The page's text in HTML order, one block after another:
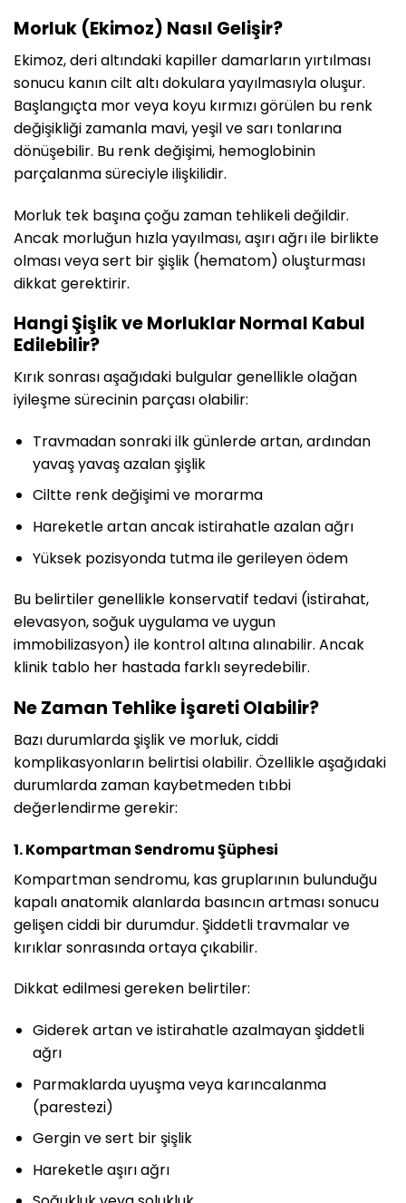
Morluk (Ekimoz) Nasıl Gelişir?
Ekimoz, deri altındaki kapiller damarların yırtılması
sonucu kanın cilt altı dokulara yayılmasıyla oluşur.
Başlangıçta mor veya koyu kırmızı görülen bu renk
değişikliği zamanla mavi, yeşil ve sarı tonlarına
dönüşebilir. Bu renk değişimi, hemoglobinin
parçalanma süreciyle ilişkilidir.
Morluk tek başına çoğu zaman tehlikeli değildir.
Ancak morluğun hızla yayılması, aşırı ağrı ile birlikte
olması veya sert bir şişlik (hematom) oluşturması
dikkat gerektirir.
Hangi Şişlik ve Morluklar Normal Kabul
Edilebilir?
Kırık sonrası aşağıdaki bulgular genellikle olağan
iyileşme sürecinin parçası olabilir:
Travmadan sonraki ilk günlerde artan, ardından
yavaş yavaş azalan şişlik
Ciltte renk değişimi ve morarma
Hareketle artan ancak istirahatle azalan ağrı
Yüksek pozisyonda tutma ile gerileyen ödem
Bu belirtiler genellikle konservatif tedavi (istirahat,
elevasyon, soğuk uygulama ve uygun
immobilizasyon) ile kontrol altına alınabilir. Ancak
klinik tablo her hastada farklı seyredebilir.
Ne Zaman Tehlike İşareti Olabilir?
Bazı durumlarda şişlik ve morluk, ciddi
komplikasyonların belirtisi olabilir. Özellikle aşağıdaki
durumlarda zaman kaybetmeden tıbbi
değerlendirme gerekir:
1. Kompartman Sendromu Şüphesi
Kompartman sendromu, kas gruplarının bulunduğu
kapalı anatomik alanlarda basıncın artması sonucu
gelişen ciddi bir durumdur. Şiddetli travmalar ve
kırıklar sonrasında ortaya çıkabilir.
Dikkat edilmesi gereken belirtiler:
Giderek artan ve istirahatle azalmayan şiddetli
ağrı
Parmaklarda uyuşma veya karıncalanma
(parestezi)
Gergin ve sert bir şişlik
Hareketle aşırı ağrı